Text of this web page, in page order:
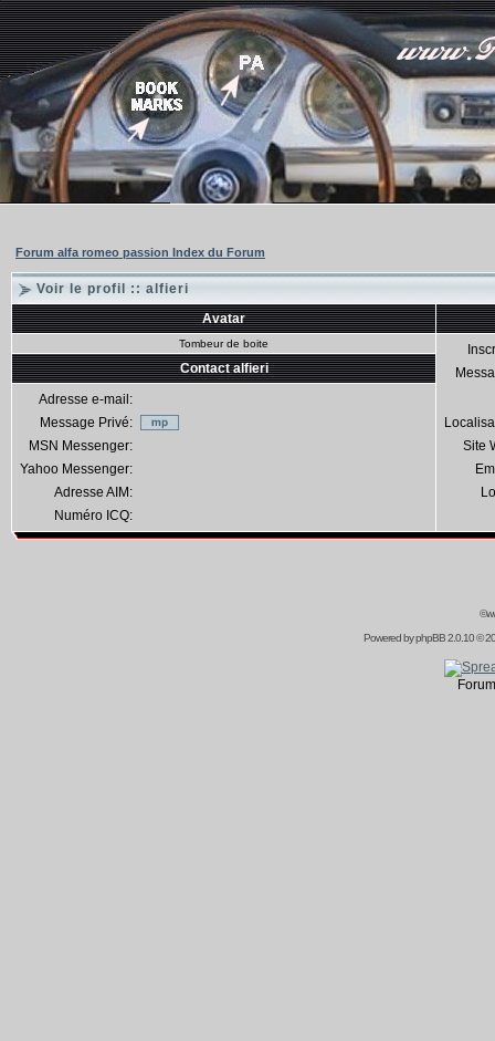
Forum alfa romeo passion Index du Forum
Voir le profil :: alfieri
Avatar
Tombeur de boite
Site
Contact alfieri
Adresse e-mail:
Message Privé:
MSN Messenger:
Yahoo Messenger:
Adresse AIM:
Numéro ICQ:
Powered byphpBB2.0.10 ©